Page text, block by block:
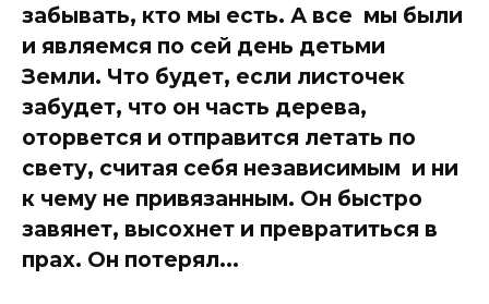
забывать, кто мы есть. А все мы были
и являемся по сей день детьми
Земли. Что будет, если листочек
забудет, что он часть дерева,
оторвется и отправится летать по
свету, считая себя независимым и ни
к чему не привязанным. Он быстро
завянет, высохнет и превратиться в
прах. Он потерял...